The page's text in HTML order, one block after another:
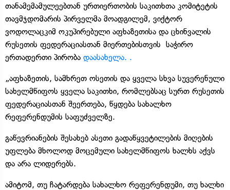
თანამემამულეებთან ურთიერთობის საკითხთა კომიტეტის
თავმჯდომარის პირველმა მოადგილემ, ვიქტორ
ვოდოლაცკიმ ოკუპირებული აფხაზეთისა და ცხინვალის
რუსეთის ფედერაციასთან მიერთებისთვის საჭირო
ერთადერთი პირობა დაასახელა. .
„აფხაზეთის, სამხრეთ ოსეთის და ყველა სხვა სუვერენული
სახელმწიფოს ყველა საკითხი, რომლებსაც სურთ რუსეთის
ფედერაციასთან შეერთება, წყდება სახალხო
რეფერენდუმის საფუძველზე.
გაწევრიანების შესახებ ასეთი გადაწყვეტილების მიღების
უფლება მხოლოდ მოცემული სახელმწიფოს ხალხს აქვს
და არა ლიდერებს.
ამიტომ, თუ ჩატარდება სახალხო რეფერენდუმი, თუ ხალხი